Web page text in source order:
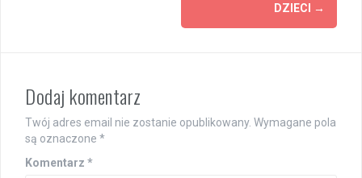
DZIECI
→
Dodaj komentarz
Twój adres email nie zostanie opublikowany. Wymagane pola
są oznaczone *
Komentarz *